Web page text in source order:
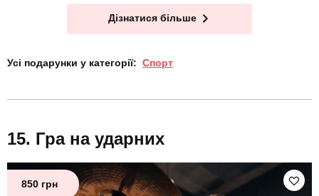
Дізнатися більше
Усі подарунки у категорії: Спорт
Гра на ударних
850 грн